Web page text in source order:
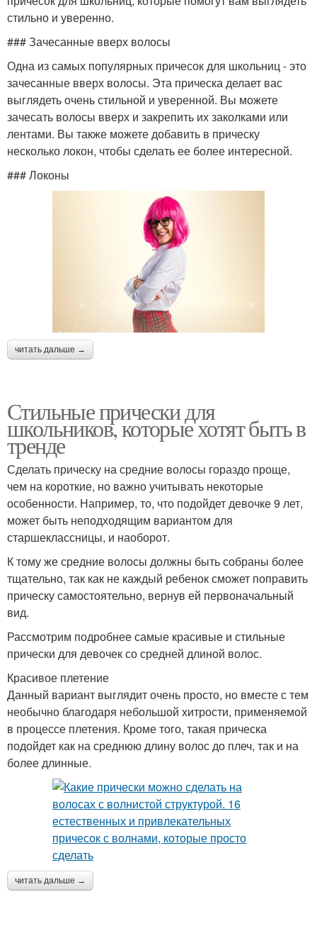
стильно и уверенно.
### Зачесанные вверх волосы
Одна из самых популярных причесок для школьниц - это
зачесанные вверх волосы. Эта прическа делает вас
выглядеть очень стильной и уверенной. Вы можете
зачесать волосы вверх и закрепить их заколками или
лентами. Вы также можете добавить в прическу
несколько локон, чтобы сделать ее более интересной.
### Локоны
читать дальше →
Стильные прически для
школьников, которые хотят быть в
тренде
Сделать прическу на средние волосы гораздо проще,
чем на короткие, но важно учитывать некоторые
особенности. Например, то, что подойдет девочке 9 лет,
может быть неподходящим вариантом для
старшеклассницы, и наоборот.
К тому же средние волосы должны быть собраны более
тщательно, так как не каждый ребенок сможет поправить
прическу самостоятельно, вернув ей первоначальный
вид.
Рассмотрим подробнее самые красивые и стильные
прически для девочек со средней длиной волос.
Красивое плетение
Данный вариант выглядит очень просто, но вместе с тем
необычно благодаря небольшой хитрости, применяемой
в процессе плетения. Кроме того, такая прическа
подойдет как на среднюю длину волос до плеч, так и на
более длинные.
читать дальше →